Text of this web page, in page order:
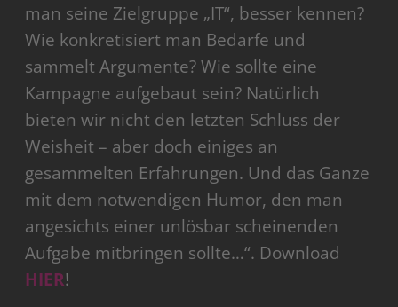
man seine Zielgruppe „IT“, besser kennen?
Wie konkretisiert man Bedarfe und
sammelt Argumente? Wie sollte eine
Kampagne aufgebaut sein? Natürlich
bieten wir nicht den letzten Schluss der
Weisheit – aber doch einiges an
gesammelten Erfahrungen. Und das Ganze
mit dem notwendigen Humor, den man
angesichts einer unlösbar scheinenden
Aufgabe mitbringen sollte…“. Download
HIER!